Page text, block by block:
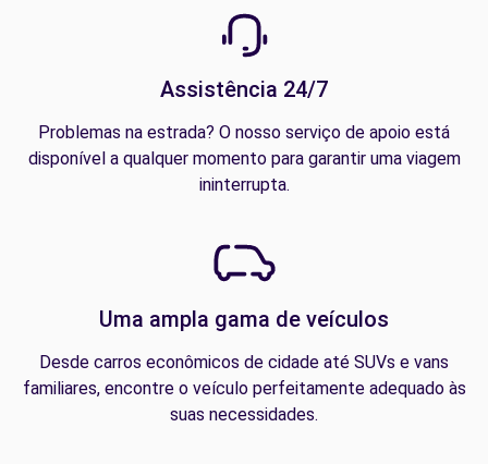
Assistência 24/7
Problemas na estrada? O nosso serviço de apoio está
disponível a qualquer momento para garantir uma viagem
ininterrupta.
Uma ampla gama de veículos
Desde carros econômicos de cidade até SUVs e vans
familiares, encontre o veículo perfeitamente adequado às
suas necessidades.